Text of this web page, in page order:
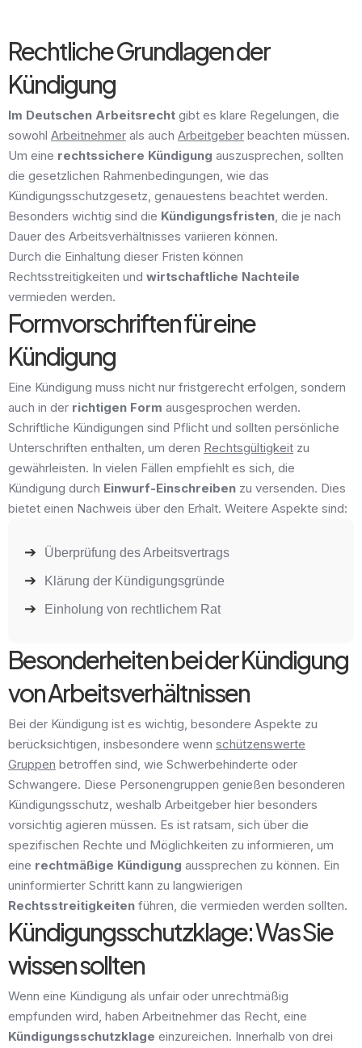
Rechtliche Grundlagen der
Kündigung
Im Deutschen Arbeitsrecht gibt es klare Regelungen, die
sowohl Arbeitnehmer als auch Arbeitgeber beachten müssen.
Um eine rechtssichere Kündigung auszusprechen, sollten
die gesetzlichen Rahmenbedingungen, wie das
Kündigungsschutzgesetz, genauestens beachtet werden.
Besonders wichtig sind die Kündigungsfristen, die je nach
Dauer des Arbeitsverhältnisses variieren können.
Durch die Einhaltung dieser Fristen können
Rechtsstreitigkeiten und wirtschaftliche Nachteile
vermieden werden.
Formvorschriften für eine
Kündigung
Eine Kündigung muss nicht nur fristgerecht erfolgen, sondern
auch in der richtigen Form ausgesprochen werden.
Schriftliche Kündigungen sind Pflicht und sollten persönliche
Unterschriften enthalten, um deren Rechtsgültigkeit zu
gewährleisten. In vielen Fällen empfiehlt es sich, die
Kündigung durch Einwurf-Einschreiben zu versenden. Dies
bietet einen Nachweis über den Erhalt. Weitere Aspekte sind:
Überprüfung des Arbeitsvertrags
Klärung der Kündigungsgründe
Einholung von rechtlichem Rat
Besonderheiten bei der Kündigung
von Arbeitsverhältnissen
Bei der Kündigung ist es wichtig, besondere Aspekte zu
berücksichtigen, insbesondere wenn schützenswerte
Gruppen betroffen sind, wie Schwerbehinderte oder
Schwangere. Diese Personengruppen genießen besonderen
Kündigungsschutz, weshalb Arbeitgeber hier besonders
vorsichtig agieren müssen. Es ist ratsam, sich über die
spezifischen Rechte und Möglichkeiten zu informieren, um
eine rechtmäßige Kündigung aussprechen zu können. Ein
uninformierter Schritt kann zu langwierigen
Rechtsstreitigkeiten führen, die vermieden werden sollten.
Kündigungsschutzklage: Was Sie
wissen sollten
Wenn eine Kündigung als unfair oder unrechtmäßig
empfunden wird, haben Arbeitnehmer das Recht, eine
Kündigungsschutzklage einzureichen. Innerhalb von drei